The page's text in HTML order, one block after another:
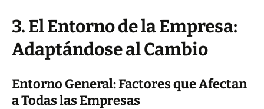
3. El Entorno de la Empresa:
Adaptándose al Cambio
Entorno General: Factores que Afectan
a Todas las Empresas